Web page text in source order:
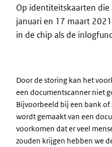
Op identiteitskaarten die
januari en 17 maart
in de chip als de
Door de storing kan het
een documentscanner niet
Bijvoorbeeld bij een bank of
wordt gemaakt van een
voorkomen dat er veel
zouden krijgen hebben we